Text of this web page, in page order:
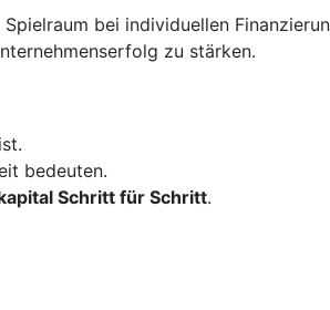
bei individuellen
zu stärken.
ist.
bedeuten.
Schritt für Schritt.